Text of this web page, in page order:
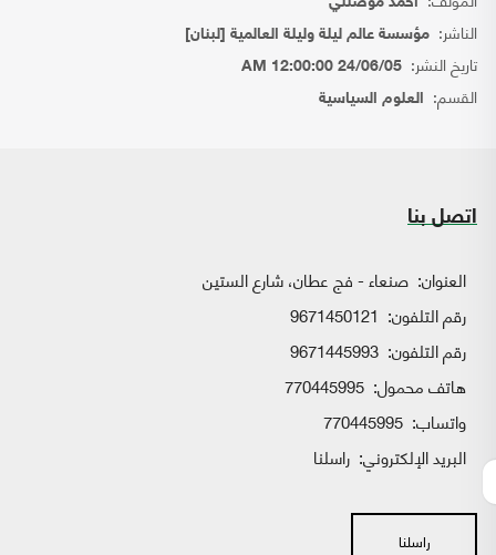
الناشر: مؤسسة عالم ليلة وليلة العالمية [لبنان]
تاريخ النشر: 24/06/05 12:00:00 AM
القسم: العلوم السياسية
اتصل بنا
العنوان: صنعاء - فج عطان، شارع الستين
رقم التلفون: 9671450121
رقم التلفون: 9671445993
هاتف محمول: 770445995
واتساب:
البريد الإلكتروني: راسلنا
راسلنا